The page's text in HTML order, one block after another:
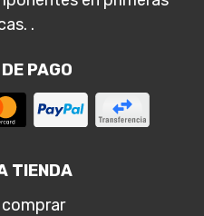
.
PAGO
TIENDA